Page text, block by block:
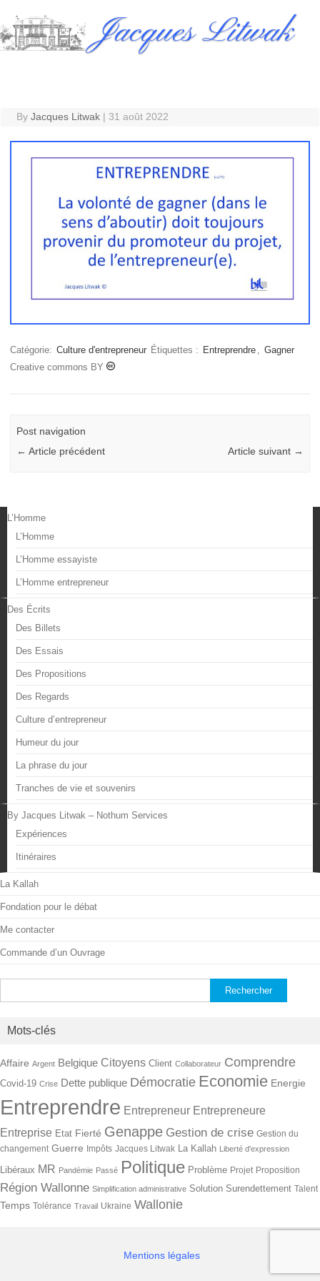
to
content
Jacques Litwak
By Jacques Litwak | 31 août 2022
Catégorie: Culture d'entrepreneur Étiquettes : Entreprendre
Gagner
Creative commons BY
Post navigation
← Article précédent Article suivant →
L’Homme
L’Homme
L’Homme essayiste
L’Homme entrepreneur
Des Écrits
Des Billets
Des Essais
Des Propositions
Des Regards
Culture d’entrepreneur
Humeur du jour
La phrase du jour
Tranches de vie et souvenirs
By Jacques Litwak – Nothum Services
Expériences
Itinéraires
La Kallah
Fondation pour le débat
Me contacter
Commande d’un Ouvrage
Mots-clés
Affaire Argent Belgique Citoyens Client Collaborateur Comprendre
Covid-19 Crise Dette publique Démocratie Economie Energie
Entreprendre Entrepreneur Entrepreneure
Entreprise Etat Fierté Genappe Gestion de crise Gestion du
changement Guerre Impôts Jacques Litwak La Kallah Liberté d'expression
Libéraux MR Pandémie Passé Politique Problème Projet Proposition
Région Wallonne Simplification administrative Solution Surendettement Talent
Temps Tolérance Travail Ukraine Wallonie
Mentions légales